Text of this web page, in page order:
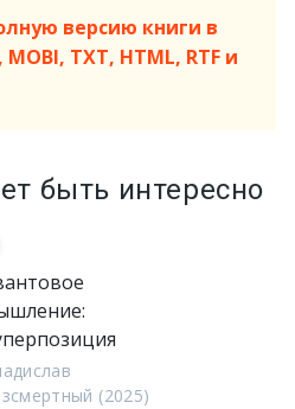
версию книги в
TXT, HTML, RTF и
быть интересно
(2025)